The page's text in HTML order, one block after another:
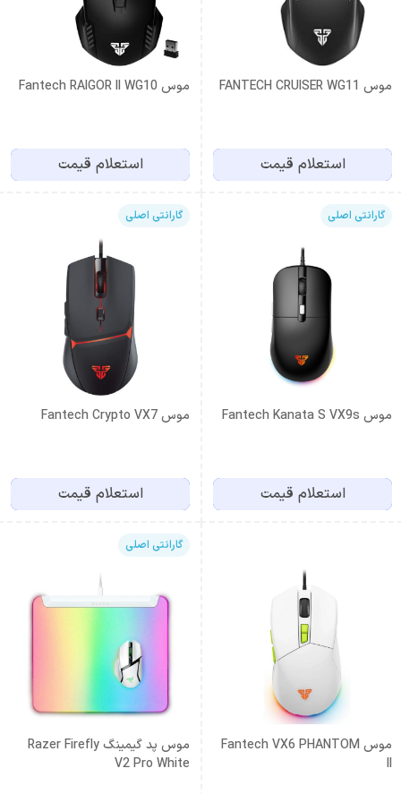
موس FANTECH CRUISER WG11
استعلام قیمت
موس Fantech RAIGOR II WG10
استعلام قیمت
گارانتی اصلی
موس Fantech Kanata S VX9s
استعلام قیمت
گارانتی اصلی
موس Fantech Crypto VX7
استعلام قیمت
موس Fantech VX6 PHANTOM
II
گارانتی اصلی
موس پد گیمینگ Razer Firefly
V2 Pro White